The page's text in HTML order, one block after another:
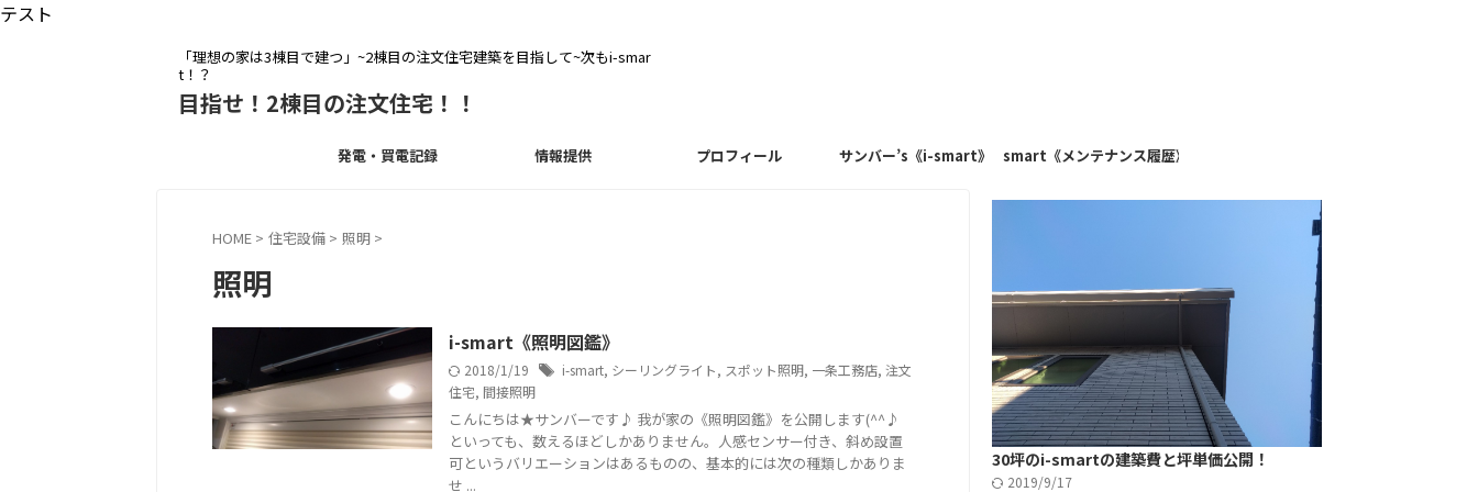
テスト
「理想の家は3棟目で建つ」~2棟目の注文住宅建築を目指して~次もi-smar
t！？
目指せ！2棟目の注文住宅！！
発電・買電記録 情報提供 プロフィール サンバー’s《i-smart》 i-smart《メンテナンス履歴》
HOME > 住宅設備 > 照明 >
照明
i-smart《照明図鑑》
2018/1/19 i-smart, シーリングライト, スポット照明, 一条工務店, 注文
住宅, 間接照明
こんにちは★サンバーです♪ 我が家の《照明図鑑》を公開します(^^♪
といっても、数えるほどしかありません。人感センサー付き、斜め設置
可というバリエーションはあるものの、基本的には次の種類しかありま
せ ...
30坪のi-smartの建築費と坪単価公開！
2019/9/17